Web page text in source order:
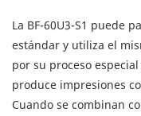
La BF-60U3-S1 puede
estándar y utiliza el
por su proceso
produce impresiones
Cuando se combinan